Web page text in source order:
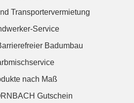
Transportervermietung
Service
Badumbau
nach Maß
Gutschein